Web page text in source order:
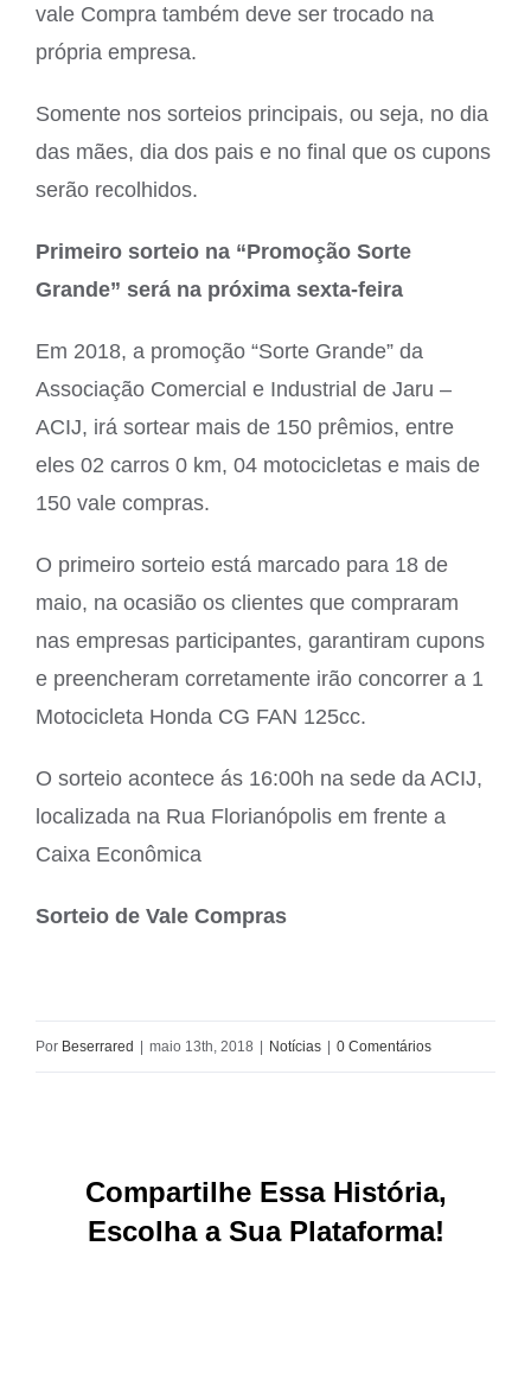
vale Compra também deve ser trocado na
própria empresa.
Somente nos sorteios principais, ou seja, no dia
das mães, dia dos pais e no final que os cupons
serão recolhidos.
Primeiro sorteio na “Promoção Sorte
Grande” será na próxima sexta-feira
Em 2018, a promoção “Sorte Grande” da
Associação Comercial e Industrial de Jaru –
ACIJ, irá sortear mais de 150 prêmios, entre
eles 02 carros 0 km, 04 motocicletas e mais de
150 vale compras.
O primeiro sorteio está marcado para 18 de
maio, na ocasião os clientes que compraram
nas empresas participantes, garantiram cupons
e preencheram corretamente irão concorrer a 1
Motocicleta Honda CG FAN 125cc.
O sorteio acontece ás 16:00h na sede da ACIJ,
localizada na Rua Florianópolis em frente a
Caixa Econômica
Sorteio de Vale Compras
Por Beserrared | maio 13th, 2018 | Notícias | 0 Comentários
Compartilhe Essa História,
Escolha a Sua Plataforma!